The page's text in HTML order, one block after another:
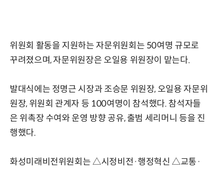
위원회 활동을 지원하는 자문위원회는 50여명 규모로
꾸려졌으며, 자문위원장은 오일용 위원장이 맡는다.
발대식에는 정명근 시장과 조승문 위원장, 오일용 자문위
원장, 위원회 관계자 등 100여명이 참석했다. 참석자들
은 위촉장 수여와 운영 방향 공유, 출범 세리머니 등을 진
행했다.
화성미래비전위원회는 △시정비전·행정혁신 △교통·